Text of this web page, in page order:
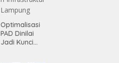
Optimalisasi
PAD Dinilai
Jadi Kunci